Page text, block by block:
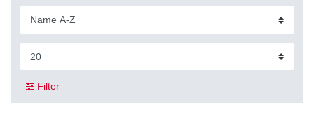
Filter